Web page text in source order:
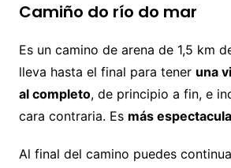
Camiño do río do mar
Es un camino de arena de 1,5 km
lleva hasta el final para tener una
al completo, de principio a fin, e
cara contraria. Es más
Al final del camino puedes